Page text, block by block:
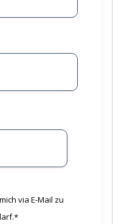
via E-Mail zu
*